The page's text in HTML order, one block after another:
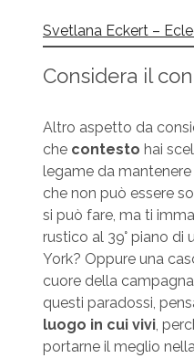
Svetlana Eckert –
Considera il
Altro aspetto da
che contesto hai
legame da
che non può essere
si può fare, ma ti
rustico al 39° piano di
York? Oppure una
cuore della
questi paradossi,
luogo in cui vivi,
portarne il meglio